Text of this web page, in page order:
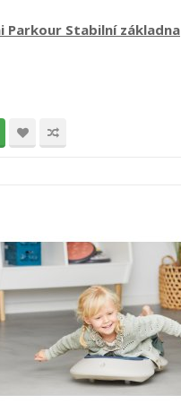
Parkour Stabilní základna